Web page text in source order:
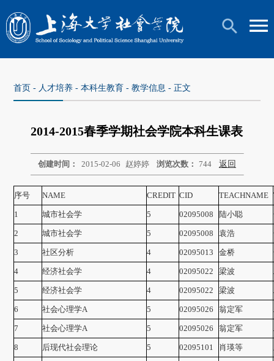
首页 - 人才培养 -本科生教育 -教学信息 - 正文
2014-2015春季学期社会学院本科生课表
创建时间： 2015-02-06 赵婷婷 浏览次数： 744 返回
序号 NAME CREDIT CID TEACHNAME
1 城市社会学 5 02095008 陆小聪
2 城市社会学 5 02095008 袁浩
3 社区分析 4 02095013 金桥
4 经济社会学 4 02095022 梁波
5 经济社会学 4 02095022 梁波
6 社会心理学A 5 02095026 翁定军
7 社会心理学A 5 02095026 翁定军
8 后现代社会理论 5 02095101 肖瑛等